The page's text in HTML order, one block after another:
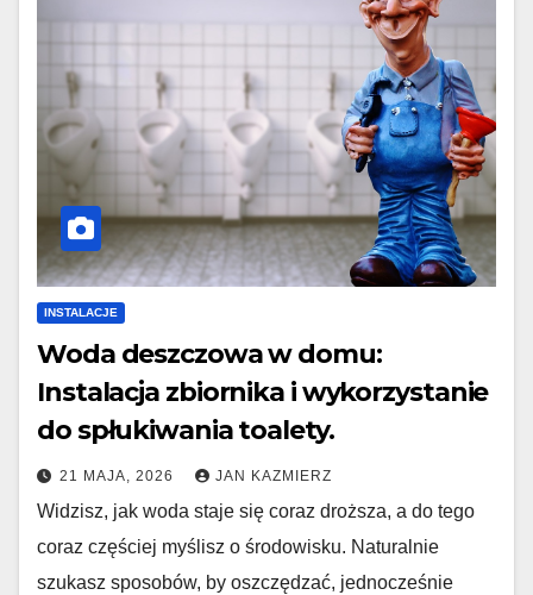
INSTALACJE
Woda deszczowa w domu:
Instalacja zbiornika i wykorzystanie
do spłukiwania toalety.
21 MAJA, 2026 JAN KAZMIERZ
Widzisz, jak woda staje się coraz droższa, a do tego
coraz częściej myślisz o środowisku. Naturalnie
szukasz sposobów, by oszczędzać, jednocześnie